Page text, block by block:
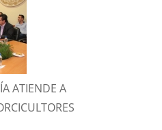
ATIENDE A